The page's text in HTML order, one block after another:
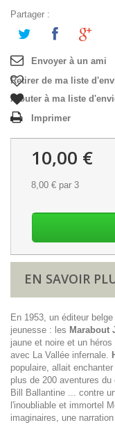
Partager :
Envoyer à un ami
Retirer de ma liste
Ajouter à ma liste
Imprimer
10,00 €
8,00 € par 3
EN SAVOIR
En 1953, un éditeur
jeunesse : les Marabout
jaune et noire et un
avec La Vallée infernale.
populaire, allait
plus de 200 aventures
Bill Ballantine ... contre
l'inoubliable et immortel
imaginaires, une